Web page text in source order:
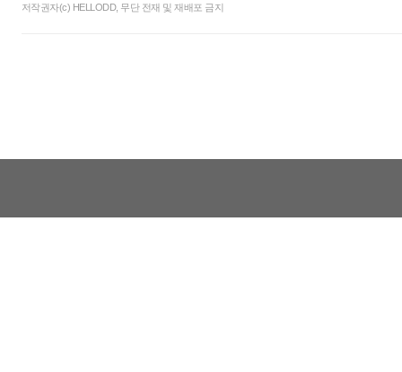
저작권자(c) HELLODD, 무단 전재 및 재배포 금지